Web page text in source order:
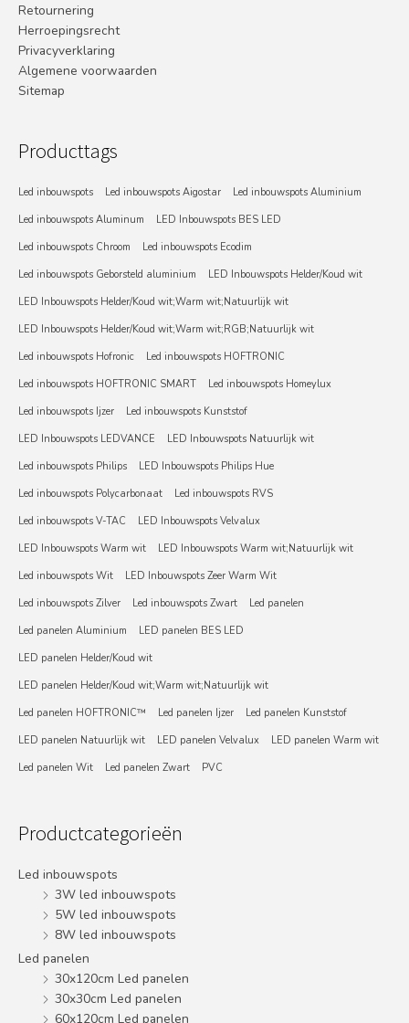
Retournering
Herroepingsrecht
Privacyverklaring
Algemene voorwaarden
Sitemap
Producttags
Led inbouwspots Led inbouwspots Aigostar
Led inbouwspots Aluminium
Led inbouwspots Aluminum
LED Inbouwspots BES LED
Led inbouwspots Chroom
Led inbouwspots Ecodim
Led inbouwspots Geborsteld aluminium
LED Inbouwspots Helder/Koud wit
LED Inbouwspots Helder/Koud wit;Warm wit;Natuurlijk wit
LED Inbouwspots Helder/Koud wit;Warm wit;RGB;Natuurlijk wit
Led inbouwspots Hofronic
Led inbouwspots HOFTRONIC
Led inbouwspots HOFTRONIC SMART
Led inbouwspots Homeylux
Led inbouwspots Ijzer
Led inbouwspots Kunststof
LED Inbouwspots LEDVANCE
LED Inbouwspots Natuurlijk wit
Led inbouwspots Philips
LED Inbouwspots Philips Hue
Led inbouwspots Polycarbonaat
Led inbouwspots RVS
Led inbouwspots V-TAC
LED Inbouwspots Velvalux
LED Inbouwspots Warm wit
LED Inbouwspots Warm wit;Natuurlijk wit
Led inbouwspots Wit
LED Inbouwspots Zeer Warm Wit
Led inbouwspots Zilver
Led inbouwspots Zwart
Led panelen
Led panelen Aluminium
LED panelen BES LED
LED panelen Helder/Koud wit
LED panelen Helder/Koud wit;Warm wit;Natuurlijk wit
Led panelen HOFTRONIC™
Led panelen Ijzer
Led panelen Kunststof
LED panelen Natuurlijk wit
LED panelen Velvalux
LED panelen Warm wit
Led panelen Wit
Led panelen Zwart PVC
Productcategorieën
Led inbouwspots
3W led inbouwspots
5W led inbouwspots
8W led inbouwspots
Led panelen
30x120cm Led panelen
30x30cm Led panelen
60x120cm Led panelen